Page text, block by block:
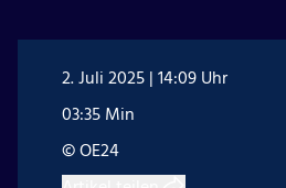
2. Juli 2025 | 14:09 Uhr
03:35 Min
© OE24